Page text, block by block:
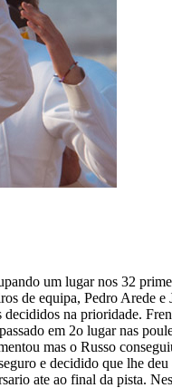
um lugar nos 32
de equipa, Pedro Arede
na prioridade.
em 2o lugar nas
mas o Russo
e decidido que lhe
ate ao final da pista.